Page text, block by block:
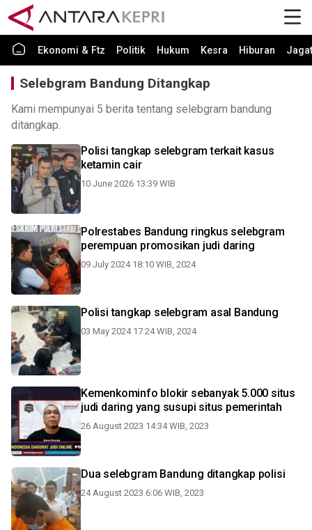
Ekonomi & Ftz Politik Hukum Kesra Hiburan Jagat
Selebgram Bandung Ditangkap
Kami mempunyai 5 berita tentang selebgram bandung
ditangkap.
Polisi tangkap selebgram terkait kasus
ketamin cair
10 June 2026 13:39 WIB
Polrestabes Bandung ringkus selebgram
perempuan promosikan judi daring
09 July 2024 18:10 WIB, 2024
Polisi tangkap selebgram asal Bandung
03 May 2024 17:24 WIB, 2024
Kemenkominfo blokir sebanyak 5.000 situs
judi daring yang susupi situs pemerintah
26 August 2023 14:34 WIB, 2023
Dua selebgram Bandung ditangkap polisi
24 August 2023 6:06 WIB, 2023